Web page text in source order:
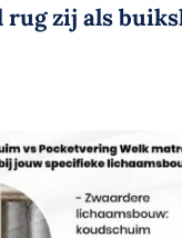
rug zij als